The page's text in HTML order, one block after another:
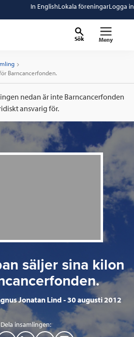
In EnglishLokala föreningarLogga in
Sök Meny
Barncancerfonden.
nedan är inte Barncancerfonden
ansvarig för.
säljer sina kilon
Jonatan Lind 30 augusti 2012
Dela insamlingen: